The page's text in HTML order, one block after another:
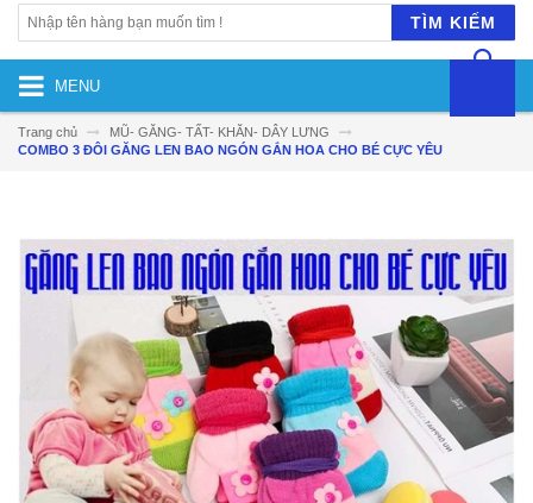
TÌM KIẾM
MENU
Trang chủ
MŨ- GĂNG- TẤT- KHĂN- DÂY LƯNG
COMBO 3 ĐÔI GĂNG LEN BAO NGÓN GẮN HOA CHO BÉ CỰC YÊU